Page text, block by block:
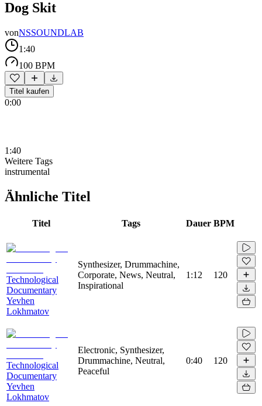
Dog Skit
vonNSSOUNDLAB
1:40
100 BPM
Titel kaufen
0:00
1:40
Weitere Tags
instrumental
Ähnliche Titel
Titel Tags Dauer BPM
Technological
Documentary
Yevhen
Lokhmatov
Synthesizer, Drummachine,
Corporate, News, Neutral,
Inspirational
1:12 120
Technological
Documentary
Yevhen
Lokhmatov
Electronic, Synthesizer,
Drummachine, Neutral,
Peaceful
0:40 120